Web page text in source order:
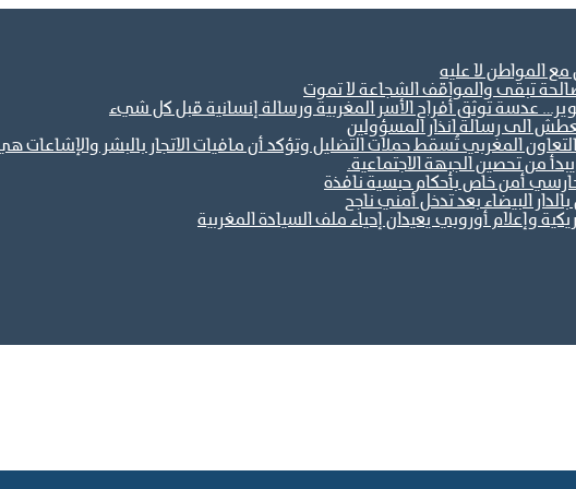
المواطن لا عليه
تبقى والمواقف الشجاعة لا تموت
عدسة توثق أفراح الأسر المغربية ورسالة إنسانية قبل كل شيء
الى رسالة انذار المسؤولين
بالتعاون المغربي تُسقط حملات التضليل وتؤكد أن مافيات الاتجار بالبشر
أمن خاص بأحكام حبسية نافذة
البيضاء بعد تدخل أمني ناجح
وإعلام أوروبي يعيدان إحياء ملف السيادة المغربية